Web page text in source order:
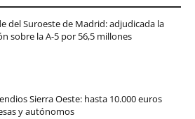
del Suroeste de Madrid: adjudicada la
sobre la A-5 por 56,5 millones
Sierra Oeste: hasta 10.000 euros
y autónomos